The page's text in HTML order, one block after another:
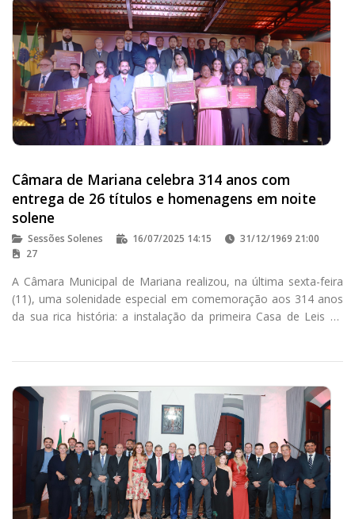
Câmara de Mariana celebra 314 anos com
entrega de 26 títulos e homenagens em noite
solene
Sessões Solenes 16/07/2025 14:15
31/12/1969 21:00
27
A Câmara Municipal de Mariana realizou, na última sexta-feira
(11), uma solenidade especial em comemoração aos 314 anos
da sua rica história: a instalação da primeira Casa de Leis de
Estado.